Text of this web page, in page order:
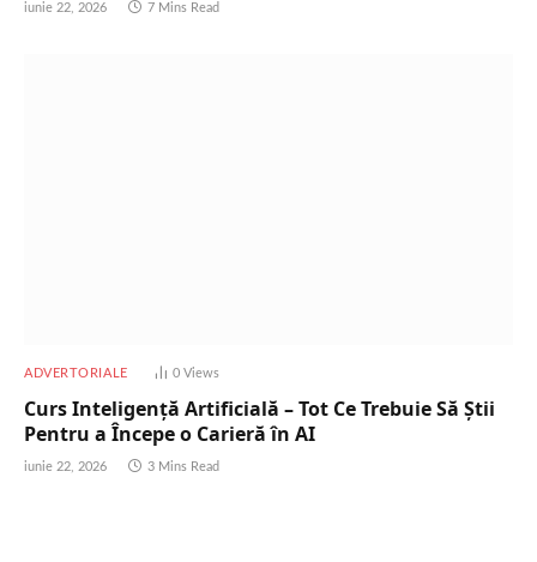
iunie 22, 2026 7 Mins Read
ADVERTORIALE 0 Views
Curs Inteligență Artificială – Tot Ce Trebuie Să Știi
Pentru a Începe o Carieră în AI
iunie 22, 2026 3 Mins Read